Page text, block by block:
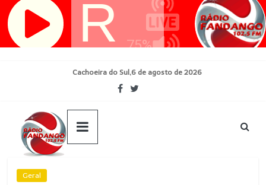
Pular
para
Cachoeira do Sul,6 de agosto de 2026
Geral